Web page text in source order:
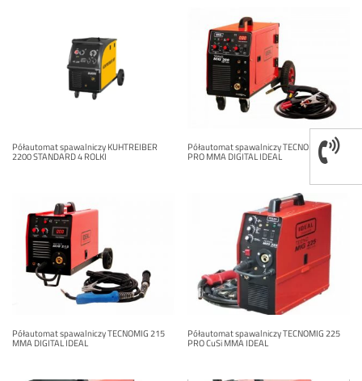
Półautomat spawalniczy KUHTREIBER
2200 STANDARD 4 ROLKI
Półautomat spawalniczy TECNOMIG 200
PRO MMA DIGITAL IDEAL
Półautomat spawalniczy TECNOMIG 215
MMA DIGITAL IDEAL
Półautomat spawalniczy TECNOMIG 225
PRO CuSi MMA IDEAL